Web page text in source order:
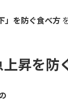
」を防ぐ食べ方
昇を防